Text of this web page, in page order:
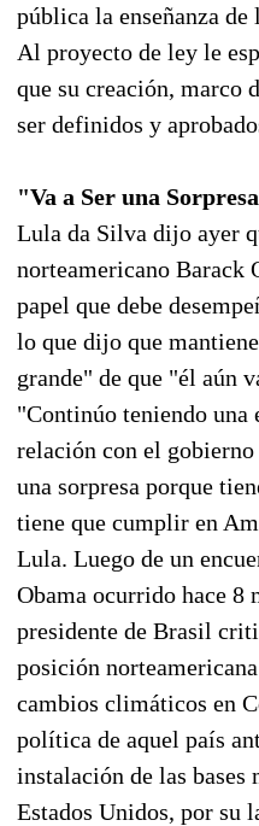
pública la enseñanza
Al proyecto de ley le
que su creación, marco
ser definidos y
"Va a Ser una
Lula da Silva dijo ayer
norteamericano Barack
papel que debe
lo que dijo que
grande" de que "él aún
"Continúo teniendo una
relación con el gobierno
una sorpresa porque
tiene que cumplir en
Lula. Luego de un
Obama ocurrido hace 8
presidente de Brasil
posición
cambios climáticos en
política de aquel país
instalación de las
Estados Unidos, por su